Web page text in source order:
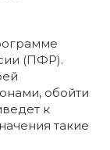
(ПФР).
обойти
к
такие